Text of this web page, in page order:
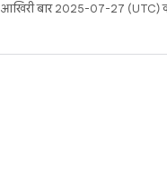
आखिरी बार 2025-07-27 (UTC)